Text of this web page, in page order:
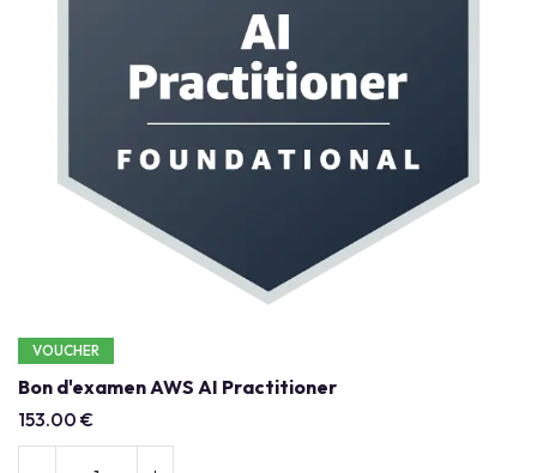
VOUCHER
Bon d'examen AWS AI Practitioner
153.00 €